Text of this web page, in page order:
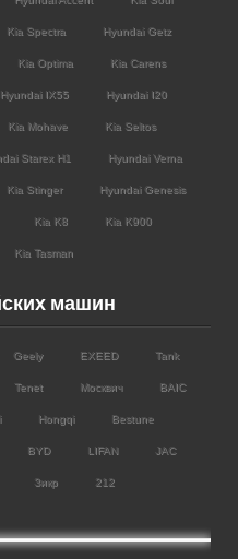
Kia Spectra Hyundai Getz
Kia Optima Kia Carens
Hyundai IX55 Hyundai I20
Kia Mohave Kia Seltos
Starex H1 Hyundai Verna
Kia Stinger Hyundai Genesis
Kia K8 Kia K900
Kia Tasman
машин
Geely EXEED Tank
Tenet Москвич BAIC
Hongqi Bestune
BYD LIFAN JAC
Зикр 212